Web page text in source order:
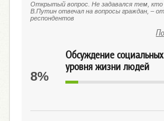
Открытый вопрос. Не задавался тем, кто
В.Путин отвечал на вопросы граждан, –
респондентов
Обсуждение
уровня жизни людей
8%